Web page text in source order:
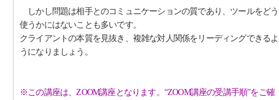
しかし問題は相手とのコミュニケーションの質であり、ツールをどう
使うかにはないことも多いです。
クライアントの本質を見抜き、複雑な対人関係をリーディングできるよ
うになりましょう。
※この講座は、ZOOM講座となります。“ZOOM講座の受講手順”をご確